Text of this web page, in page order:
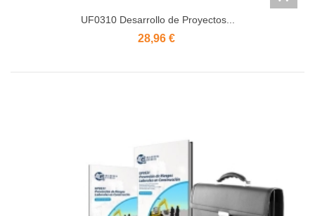
UF0310 Desarrollo de Proyectos...
28,96 €